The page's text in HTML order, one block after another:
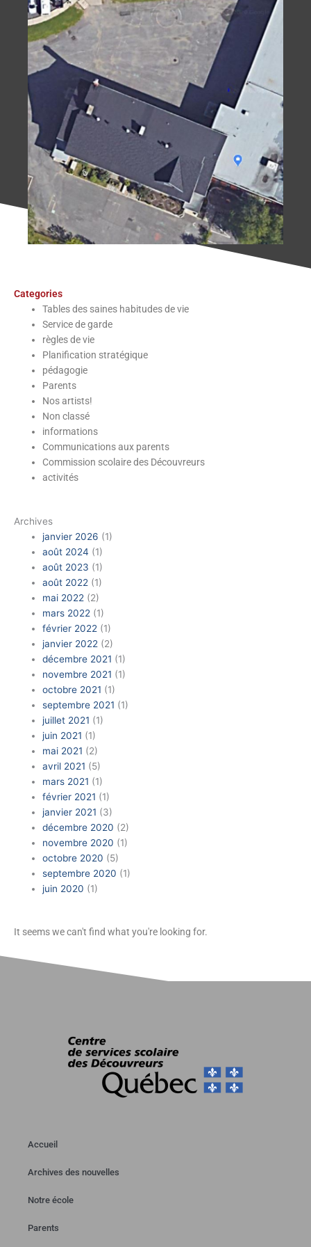
École Marguerite-
D'Youville
Categories
Tables des saines habitudes de vie
Service de garde
règles de vie
Planification stratégique
pédagogie
Parents
Nos artists!
Non classé
informations
Communications aux parents
Commission scolaire des Découvreurs
activités
Archives
janvier 2026 (1)
août 2024 (1)
août 2023 (1)
août 2022 (1)
mai 2022 (2)
mars 2022 (1)
février 2022 (1)
janvier 2022 (2)
décembre 2021 (1)
novembre 2021 (1)
octobre 2021 (1)
septembre 2021 (1)
juillet 2021 (1)
juin 2021 (1)
mai 2021 (2)
avril 2021 (5)
mars 2021 (1)
février 2021 (1)
janvier 2021 (3)
décembre 2020 (2)
novembre 2020 (1)
octobre 2020 (5)
septembre 2020 (1)
juin 2020 (1)
It seems we can't find what you're looking for.
Accueil
Archives des nouvelles
Notre école
Parents